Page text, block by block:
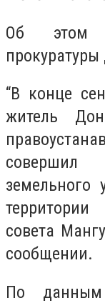
Об этом
“В конце
житель
совершил
совета
сообщении.
По данным